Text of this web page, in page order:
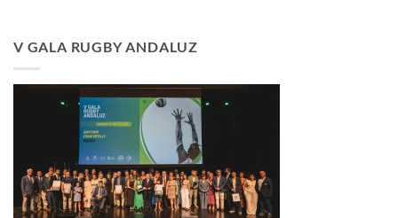
V GALA RUGBY ANDALUZ